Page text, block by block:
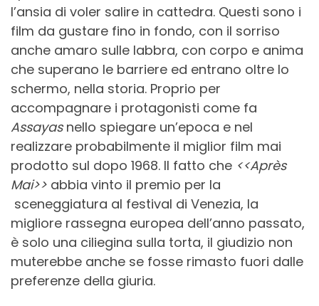
l’ansia di voler salire in cattedra. Questi sono i
film da gustare fino in fondo, con il sorriso
anche amaro sulle labbra, con corpo e anima
che superano le barriere ed entrano oltre lo
schermo, nella storia. Proprio per
accompagnare i protagonisti come fa
Assayasnello spiegare un’epoca e nel
realizzare probabilmente il miglior film mai
prodotto sul dopo 1968. Il fatto che <<Après
Mai>> abbia vinto il premio per la
sceneggiatura al festival di Venezia, la
migliore rassegna europea dell’anno passato,
è solo una ciliegina sulla torta, il giudizio non
muterebbe anche se fosse rimasto fuori dalle
preferenze della giuria.